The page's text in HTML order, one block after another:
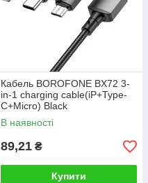
Кабель BOROFONE BX72 3-
in-1 charging cable(iP+Type-
C+Micro) Black
В наявності
89,21 ₴
Купити